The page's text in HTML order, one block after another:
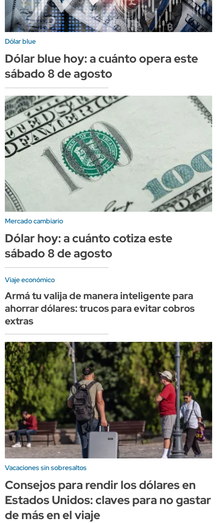
Dólar blue
Dólar blue hoy: a cuánto opera este
sábado 8 de agosto
Mercado cambiario
Dólar hoy: a cuánto cotiza este
sábado 8 de agosto
Viaje económico
Armá tu valija de manera inteligente para
ahorrar dólares: trucos para evitar cobros
extras
Vacaciones sin sobresaltos
Consejos para rendir los dólares en
Estados Unidos: claves para no gastar
de más en el viaje